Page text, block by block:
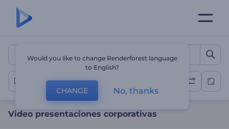
Video presentaciones
Corporativa
Video presentaciones corporativas
Would you like to change Renderforest language
to English?
CHANGE No, thanks